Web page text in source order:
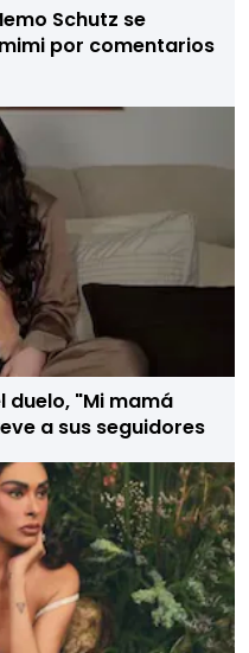
Schutz se
por comentarios
duelo, "Mi mamá
a sus seguidores